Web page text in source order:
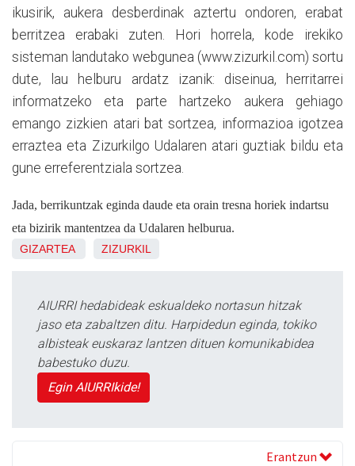
ikusirik, aukera desberdinak aztertu ondoren, erabat
berritzea erabaki zuten. Hori horrela, kode irekiko
sisteman landutako webgunea (www.zizurkil.com) sortu
dute, lau helburu ardatz izanik: diseinua, herritarrei
informatzeko eta parte hartzeko aukera gehiago
emango zizkien atari bat sortzea, informazioa igotzea
erraztea eta Zizurkilgo Udalaren atari guztiak bildu eta
gune erreferentziala sortzea.
Jada, berrikuntzak eginda daude eta orain tresna horiek indartsu
eta bizirik mantentzea da Udalaren helburua.
GIZARTEA ZIZURKIL
AIURRI hedabideak eskualdeko nortasun hitzak
jaso eta zabaltzen ditu. Harpidedun eginda, tokiko
albisteak euskaraz lantzen dituen komunikabidea
babestuko duzu.
Egin AIURRIkide!
Erantzun